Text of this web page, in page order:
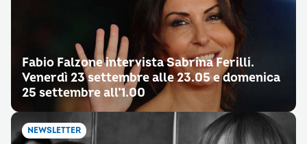
Fabio Falzone intervista Sabrina Ferilli.
Venerdì 23 settembre alle 23.05 e domenica
25 settembre all’1.00
NEWSLETTER